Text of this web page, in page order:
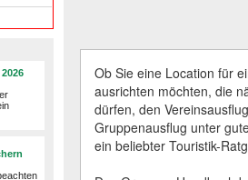
Ob Sie eine Location für
ausrichten möchten, die
dürfen, den
Gruppenausflug unter
ein beliebter Touristik-